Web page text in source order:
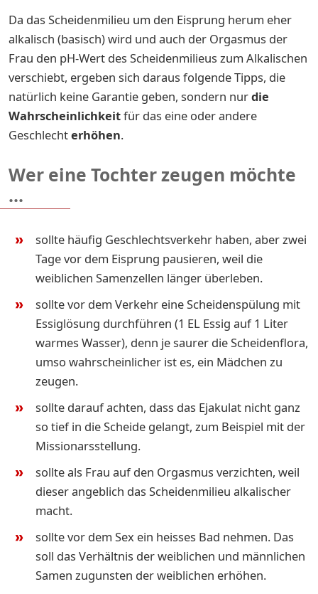
Da das Scheidenmilieu um den Eisprung herum eher
alkalisch (basisch) wird und auch der Orgasmus der
Frau den pH-Wert des Scheidenmilieus zum Alkalischen
verschiebt, ergeben sich daraus folgende Tipps, die
natürlich keine Garantie geben, sondern nurdie
Wahrscheinlichkeitfür das eine oder andere
Geschlechterhöhen.
Wer eine Tochter zeugen möchte
...
sollte häufig Geschlechtsverkehr haben, aber zwei
Tage vor dem Eisprung pausieren, weil die
weiblichen Samenzellen länger überleben.
sollte vor dem Verkehr eine Scheidenspülung mit
Essiglösung durchführen (1 EL Essig auf 1 Liter
warmes Wasser), denn je saurer die Scheidenflora,
umso wahrscheinlicher ist es, ein Mädchen zu
zeugen.
sollte darauf achten, dass das Ejakulat nicht ganz
so tief in die Scheide gelangt, zum Beispiel mit der
Missionarsstellung.
sollte als Frau auf den Orgasmus verzichten, weil
dieser angeblich das Scheidenmilieu alkalischer
macht.
sollte vor dem Sex ein heisses Bad nehmen. Das
soll das Verhältnis der weiblichen und männlichen
Samen zugunsten der weiblichen erhöhen.